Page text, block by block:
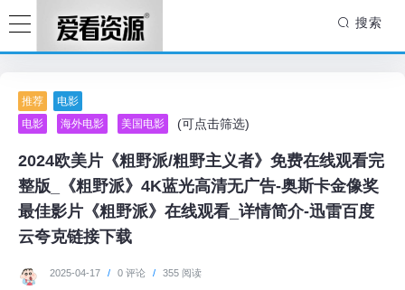
搜索
推荐
电影
电影
海外电影 美国电影 (可点击筛选)
2024欧美片《粗野派/粗野主义者》免费在线观看完
整版_《粗野派》4K蓝光高清无广告-奥斯卡金像奖
最佳影片《粗野派》在线观看_详情简介-迅雷百度
云夸克链接下载
2025-04-17 / 0 评论 / 355 阅读